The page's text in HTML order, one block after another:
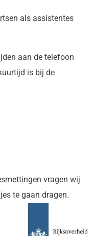
als assistentes
aan de telefoon
is bij de
vragen wij
te gaan dragen.